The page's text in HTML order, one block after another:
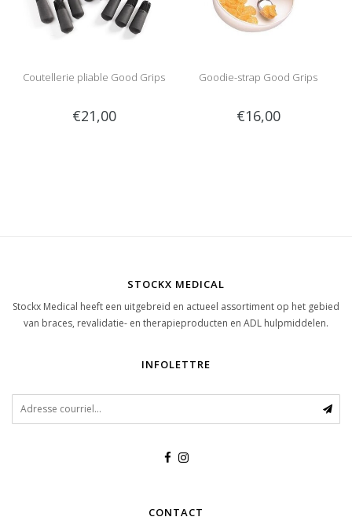
Coutellerie pliable Good Grips
€21,00
Goodie-strap Good Grips
€16,00
STOCKX MEDICAL
Stockx Medical heeft een uitgebreid en actueel assortiment op het gebied
van braces, revalidatie- en therapieproducten en ADL hulpmiddelen.
INFOLETTRE
CONTACT